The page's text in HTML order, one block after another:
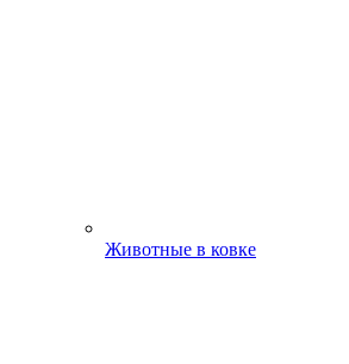
Животные в ковке